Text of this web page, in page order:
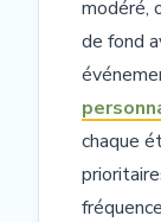
modéré,
de fond
chaque